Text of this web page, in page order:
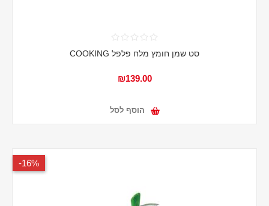
סט שמן חומץ מלח פלפל COOKING
₪139.00
הוסף לסל
16%-